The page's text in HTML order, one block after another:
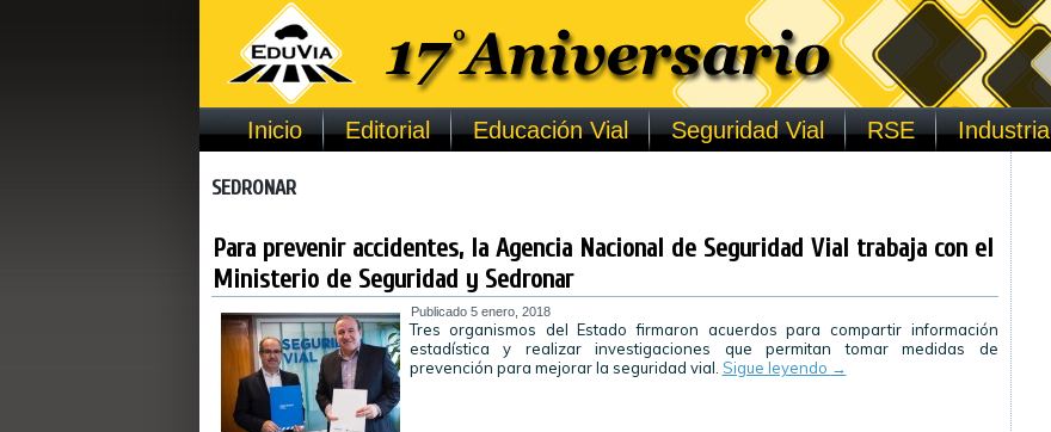
Inicio Editorial Educación Vial Seguridad Vial RSE Industria
SEDRONAR
Para prevenir accidentes, la Agencia Nacional de Seguridad Vial trabaja con el
Ministerio de Seguridad y Sedronar
Publicado 5 enero, 2018
Tres organismos del Estado firmaron acuerdos para compartir información
estadística y realizar investigaciones que permitan tomar medidas de
prevención para mejorar la seguridad vial. Sigue leyendo →